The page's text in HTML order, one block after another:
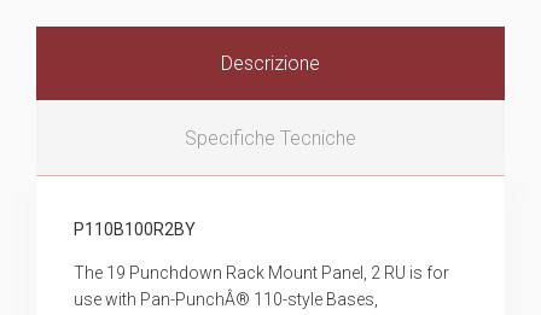
Descrizione
Specifiche Tecniche
P110B100R2BY
The 19 Punchdown Rack Mount Panel, 2 RU is for
use with Pan-PunchÂ® 110-style Bases,